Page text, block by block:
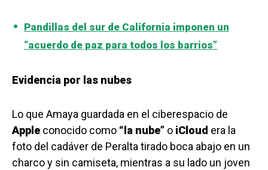
Pandillas del sur de California imponen un
“acuerdo de paz para todos los barrios”
Evidencia por las nubes
Lo que Amaya guardada en el ciberespacio de
Apple conocido como “la nube” o iCloud era la
foto del cadáver de Peralta tirado boca abajo en un
charco y sin camiseta, mientras a su lado un joven